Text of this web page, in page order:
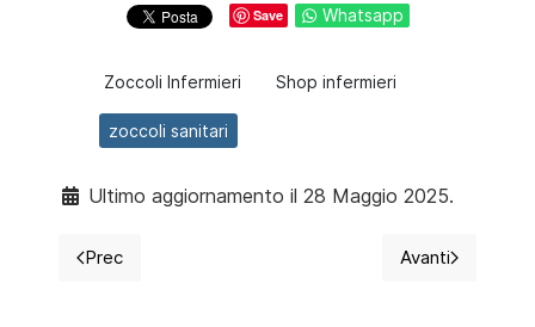
Save Whatsapp
Zoccoli Infermieri Shop infermieri
zoccoli sanitari
Ultimo aggiornamento il 28 Maggio 2025.
Articolo precedente: Zoccoli per infermieri, un breve
Prec Articolo
Avanti